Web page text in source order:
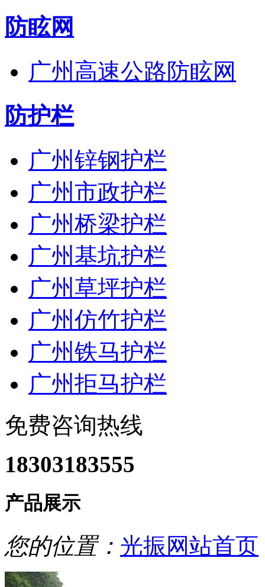
防眩网
广州高速公路防眩网
防护栏
广州锌钢护栏
广州市政护栏
广州桥梁护栏
广州基坑护栏
广州草坪护栏
广州仿竹护栏
广州铁马护栏
广州拒马护栏
免费咨询热线
18303183555
产品展示
您的位置： 光振网站首页